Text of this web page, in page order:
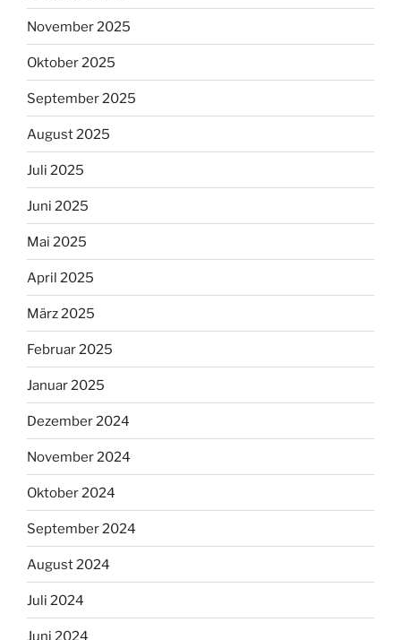
November 2025
Oktober 2025
September 2025
August 2025
Juli 2025
Juni 2025
Mai 2025
April 2025
März 2025
Februar 2025
Januar 2025
Dezember 2024
November 2024
Oktober 2024
September 2024
August 2024
Juli 2024
Juni 2024